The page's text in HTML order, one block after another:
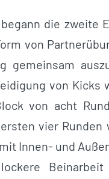
die zweite
von
gemeinsam
von
von acht
vier
Innen- und